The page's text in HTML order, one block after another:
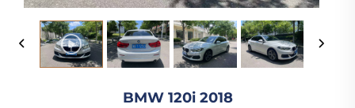
BMW 120i 2018